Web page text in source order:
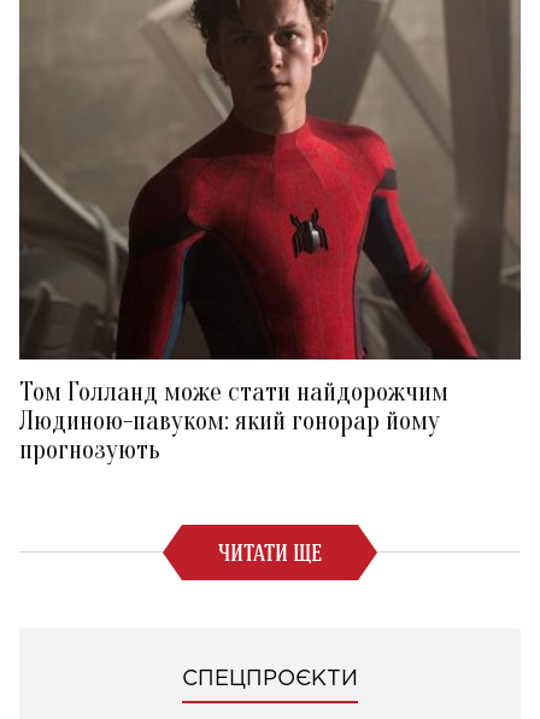
Том Голланд може стати найдорожчим
Людиною-павуком: який гонорар йому
прогнозують
ЧИТАТИ ЩЕ
СПЕЦПРОЄКТИ